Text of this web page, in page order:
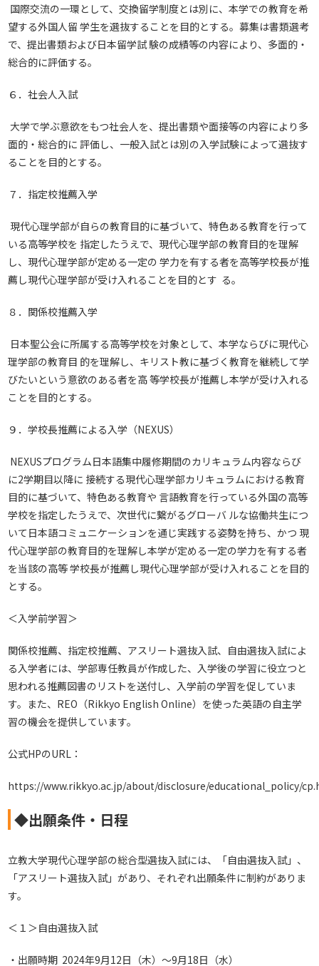
国際交流の一環として、交換留学制度とは別に、本学での教育を希
望する外国人留 学生を選抜することを目的とする。募集は書類選考
で、提出書類および日本留学試 験の成績等の内容により、多面的・
総合的に評価する。
６．社会人入試
大学で学ぶ意欲をもつ社会人を、提出書類や面接等の内容により多
面的・総合的に 評価し、一般入試とは別の入学試験によって選抜す
ることを目的とする。
７．指定校推薦入学
現代心理学部が自らの教育目的に基づいて、特色ある教育を行って
いる高等学校を 指定したうえで、現代心理学部の教育目的を理解
し、現代心理学部が定める一定の 学力を有する者を高等学校長が推
薦し現代心理学部が受け入れることを目的とす る。
８．関係校推薦入学
日本聖公会に所属する高等学校を対象として、本学ならびに現代心
理学部の教育目 的を理解し、キリスト教に基づく教育を継続して学
びたいという意欲のある者を高 等学校長が推薦し本学が受け入れる
ことを目的とする。
９．学校長推薦による入学（NEXUS）
NEXUSプログラム日本語集中履修期間のカリキュラム内容ならび
に2学期目以降に 接続する現代心理学部カリキュラムにおける教育
目的に基づいて、特色ある教育や 言語教育を行っている外国の高等
学校を指定したうえで、次世代に繋がるグローバ ルな協働共生につ
いて日本語コミュニケーションを通じ実践する姿勢を持ち、かつ 現
代心理学部の教育目的を理解し本学が定める一定の学力を有する者
を当該の高等 学校長が推薦し現代心理学部が受け入れることを目的
とする。
＜入学前学習＞
関係校推薦、指定校推薦、アスリート選抜入試、自由選抜入試によ
る入学者には、学部専任教員が作成した、入学後の学習に役立つと
思われる推薦図書のリストを送付し、入学前の学習を促していま
す。また、REO（Rikkyo English Online）を使った英語の自主学
習の機会を提供しています。
公式HPのURL：
https://www.rikkyo.ac.jp/about/disclosure/educational_policy/
◆出願条件・日程
立教大学現代心理学部の総合型選抜入試には、「自由選抜入試」、
「アスリート選抜入試」があり、それぞれ出願条件に制約がありま
す。
＜１＞自由選抜入試
・出願時期 2024年9月12日（木）～9月18日（水）